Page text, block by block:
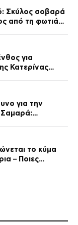
Σκύλος σοβαρά
από τη φωτιά
για
Κατερίνας
για την
το κύμα
– Ποιες